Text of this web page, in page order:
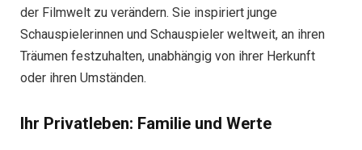
der Filmwelt zu verändern. Sie inspiriert junge
Schauspielerinnen und Schauspieler weltweit, an ihren
Träumen festzuhalten, unabhängig von ihrer Herkunft
oder ihren Umständen.
Ihr Privatleben: Familie und Werte